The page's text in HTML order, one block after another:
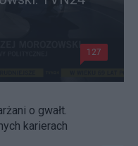
127
o gwałt.
karierach